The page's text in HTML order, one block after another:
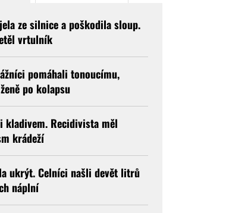
ze silnice a poškodila sloup.
vrtulník
pomáhali tonoucímu,
po kolapsu
kladivem. Recidivista měl
krádeží
ukrýt. Celníci našli devět litrů
náplní